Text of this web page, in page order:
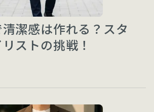
潔感は作れる？スタ
ストの挑戦！